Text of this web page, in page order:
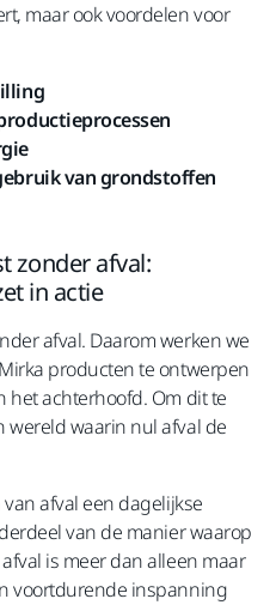
maar ook voordelen voor
van grondstoffen
zonder afval:
in actie
afval. Daarom werken we
producten te ontwerpen
het achterhoofd. Om dit te
wereld waarin nul afval de
afval een dagelijkse
van de manier waarop
is meer dan alleen maar
voortdurende inspanning